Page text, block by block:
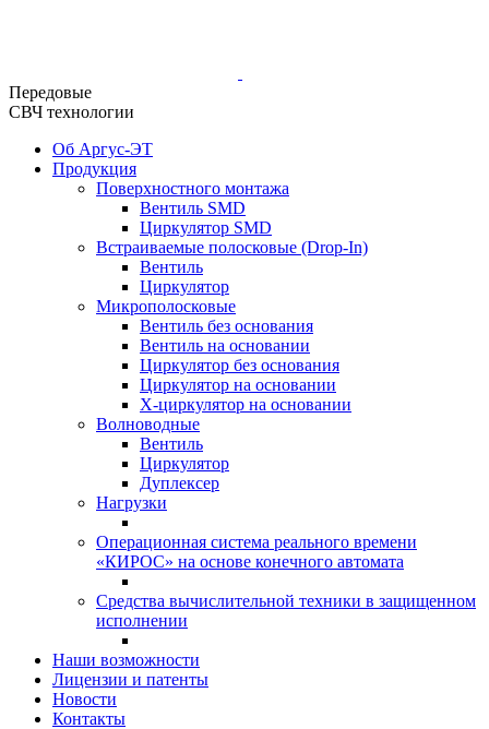
Передовые
СВЧ технологии
Об Аргус-ЭТ
Продукция
Поверхностного монтажа
Вентиль SMD
Циркулятор SMD
Встраиваемые полосковые (Drop-In)
Вентиль
Циркулятор
Микрополосковые
Вентиль без основания
Вентиль на основании
Циркулятор без основания
Циркулятор на основании
Х-циркулятор на основании
Волноводные
Вентиль
Циркулятор
Дуплексер
Нагрузки
Операционная система реального времени
«КИРОС» на основе конечного автомата
Средства вычислительной техники в защищенном
исполнении
Наши возможности
Лицензии и патенты
Новости
Контакты